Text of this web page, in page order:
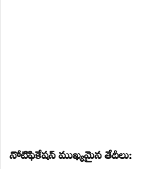
నోటిఫికేషన్ ముఖ్యమైన తేదీలు: